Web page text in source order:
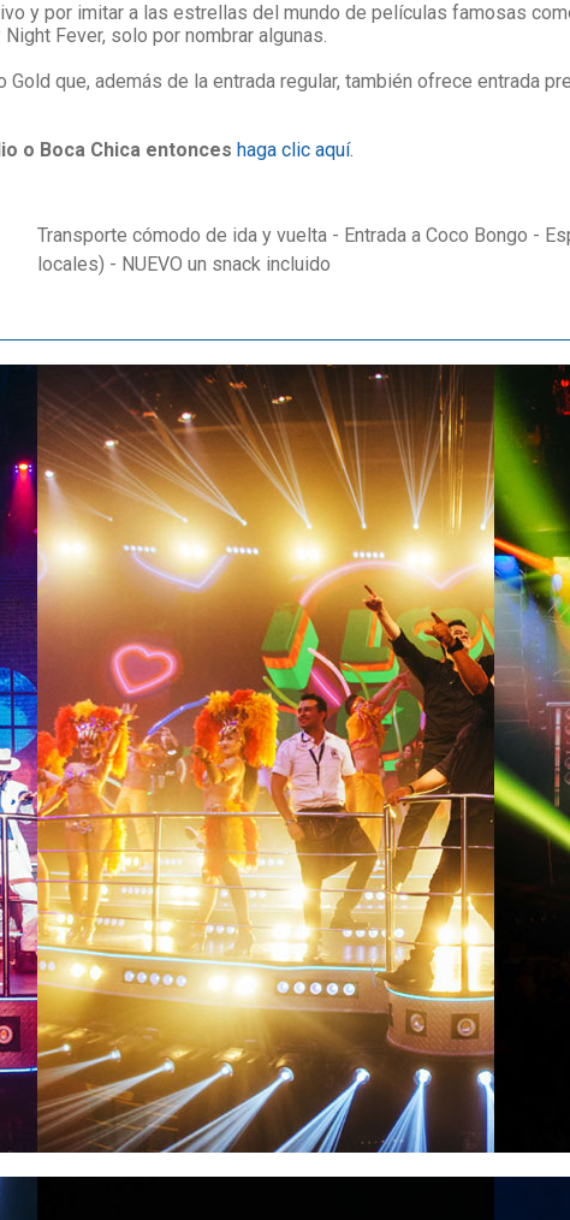
y por imitar a las estrellas del mundo de películas famosas
Fever, solo por nombrar algunas.
que, además de la entrada regular, también ofrece entrada
o Boca Chica entonces haga clic aquí.
Transporte cómodo de ida y vuelta - Entrada a Coco Bongo -
locales) - NUEVO un snack incluido